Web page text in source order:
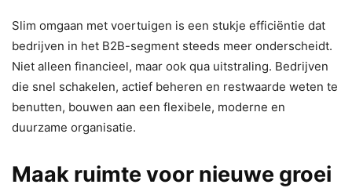
Slim omgaan met voertuigen is een stukje efficiëntie dat
bedrijven in het B2B-segment steeds meer onderscheidt.
Niet alleen financieel, maar ook qua uitstraling. Bedrijven
die snel schakelen, actief beheren en restwaarde weten te
benutten, bouwen aan een flexibele, moderne en
duurzame organisatie.
Maak ruimte voor nieuwe groei